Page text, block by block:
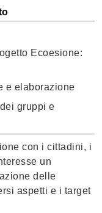
Ecoesione:
e elaborazione
gruppi e
con i cittadini, i
un
delle
aspetti e i target